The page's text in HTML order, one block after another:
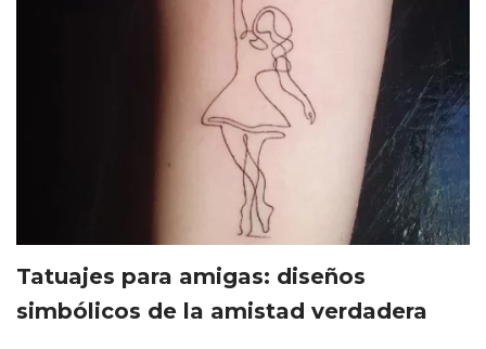
Tatuajes para amigas: diseños
simbólicos de la amistad verdadera